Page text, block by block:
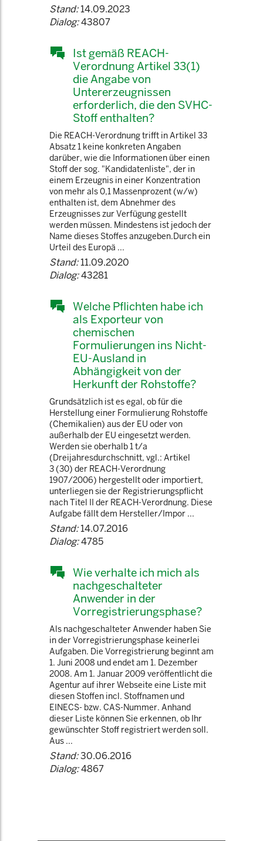
Stand:14.09.2023
Dialog:43807
Ist gemäß REACH-
Verordnung Artikel 33(1)
die Angabe von
Untererzeugnissen
erforderlich, die den SVHC-
Stoff enthalten?
Die REACH-Verordnung trifft in Artikel 33
Absatz 1 keine konkreten Angaben
darüber, wie die Informationen über einen
Stoff der sog. "Kandidatenliste", der in
einem Erzeugnis in einer Konzentration
von mehr als 0,1 Massenprozent (w/w)
enthalten ist, dem Abnehmer des
Erzeugnisses zur Verfügung gestellt
werden müssen. Mindestens ist jedoch der
Name dieses Stoffes anzugeben.Durch ein
Urteil des Europä ...
Stand:11.09.2020
Dialog:43281
Welche Pflichten habe ich
als Exporteur von
chemischen
Formulierungen ins Nicht-
EU-Ausland in
Abhängigkeit von der
Herkunft der Rohstoffe?
Grundsätzlich ist es egal, ob für die
Herstellung einer Formulierung Rohstoffe
(Chemikalien) aus der EU oder von
außerhalb der EU eingesetzt werden.
Werden sie oberhalb 1 t/a
(Dreijahresdurchschnitt, vgl.: Artikel
3 (30) der REACH-Verordnung
1907/2006) hergestellt oder importiert,
unterliegen sie der Registrierungspflicht
nach Titel II der REACH-Verordnung. Diese
Aufgabe fällt dem Hersteller/Impor ...
Stand:14.07.2016
Dialog:4785
Wie verhalte ich mich als
nachgeschalteter
Anwender in der
Vorregistrierungsphase?
Als nachgeschalteter Anwender haben Sie
in der Vorregistrierungsphase keinerlei
Aufgaben. Die Vorregistrierung beginnt am
1. Juni 2008 und endet am 1. Dezember
2008. Am 1. Januar 2009 veröffentlicht die
Agentur auf ihrer Webseite eine Liste mit
diesen Stoffen incl. Stoffnamen und
EINECS- bzw. CAS-Nummer. Anhand
dieser Liste können Sie erkennen, ob Ihr
gewünschter Stoff registriert werden soll.
Aus ...
Stand:30.06.2016
Dialog:4867